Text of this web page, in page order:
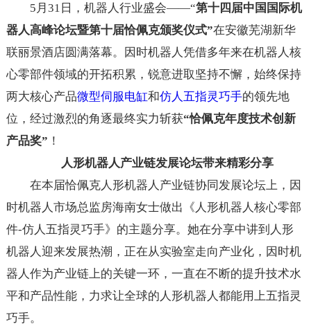
5月31日，机器人行业盛会——“第十四届中国国际机
器人高峰论坛暨第十届恰佩克颁奖仪式”在安徽芜湖新华
联丽景酒店圆满落幕。因时机器人凭借多年来在机器人核
心零部件领域的开拓积累，锐意进取坚持不懈，始终保持
两大核心产品微型伺服电缸和仿人五指灵巧手的领先地
位，经过激烈的角逐最终实力斩获“恰佩克年度技术创新
产品奖” ！
人形机器人产业链发展论坛带来精彩分享
在本届恰佩克人形机器人产业链协同发展论坛上，因
时机器人市场总监房海南女士做出《人形机器人核心零部
件-仿人五指灵巧手》的主题分享。她在分享中讲到人形
机器人迎来发展热潮，正在从实验室走向产业化，因时机
器人作为产业链上的关键一环，一直在不断的提升技术水
平和产品性能，力求让全球的人形机器人都能用上五指灵
巧手。